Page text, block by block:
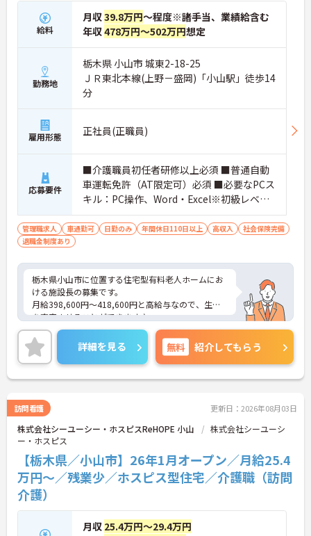
・資格取得支援制度を活用し、将来的に訪問介護員
を目指せる環境です
【手厚い待遇と働きやすさの両立】
・残業は全社平均残業月5時間程度と少なくプライ
ベートの時間を確保できます
・3日以上の連続休暇取得で支援金が支給される独
自の制度があります
・夏季・冬季の特別休暇があり年間休日は113日し
っかりと休めます
【安心の教育・チームサポート体制】
・手厚い人員配置で困った時もすぐに相談可能です
・2日間のオンライン研修と個人のペースに合わせ
たOJTを実施しています
給料
月収39.8万円～程度※諸手当、業績給含む
年収478万円～502万円想定
勤務地
栃木県 小山市 城東2-18-25
ＪＲ東北本線(上野－盛岡)「小山駅」徒歩14
分
雇用形態 正社員(正職員)
応募要件
■介護職員初任者研修以上必須 ■普通自動
車運転免許（AT限定可）必須 ■必要なPCス
キル：PC操作、Word・Excel※初級レベル
以上
管理職求人 車通勤可 日勤のみ 年間休日110日以上 高収入
社会保険完備
退職金制度あり
栃木県小山市に位置する住宅型有料老人ホームにお
ける施設長の募集です。
月給398,600円～418,600円と高給与なので、生活
を充実させることができます♪
育児休業制度や健康支援制度など、長く勤めやすい
福利厚生が整っています◎
ご興味のある方には面接ポイントをお伝えしますの
で、お気軽にお問い合わせください！
詳細を見る 無料 紹介してもらう
訪問看護 更新日：2026年08月03日
株式会社シーユーシー・ホスピスReHOPE 小山
株式会社シーユーシ
ー・ホスピス
【栃木県／小山市】26年1月オープン／月給25.4
万円～／残業少／ホスピス型住宅／介護職（訪問
介護）
月収 25.4万円～29.4万円